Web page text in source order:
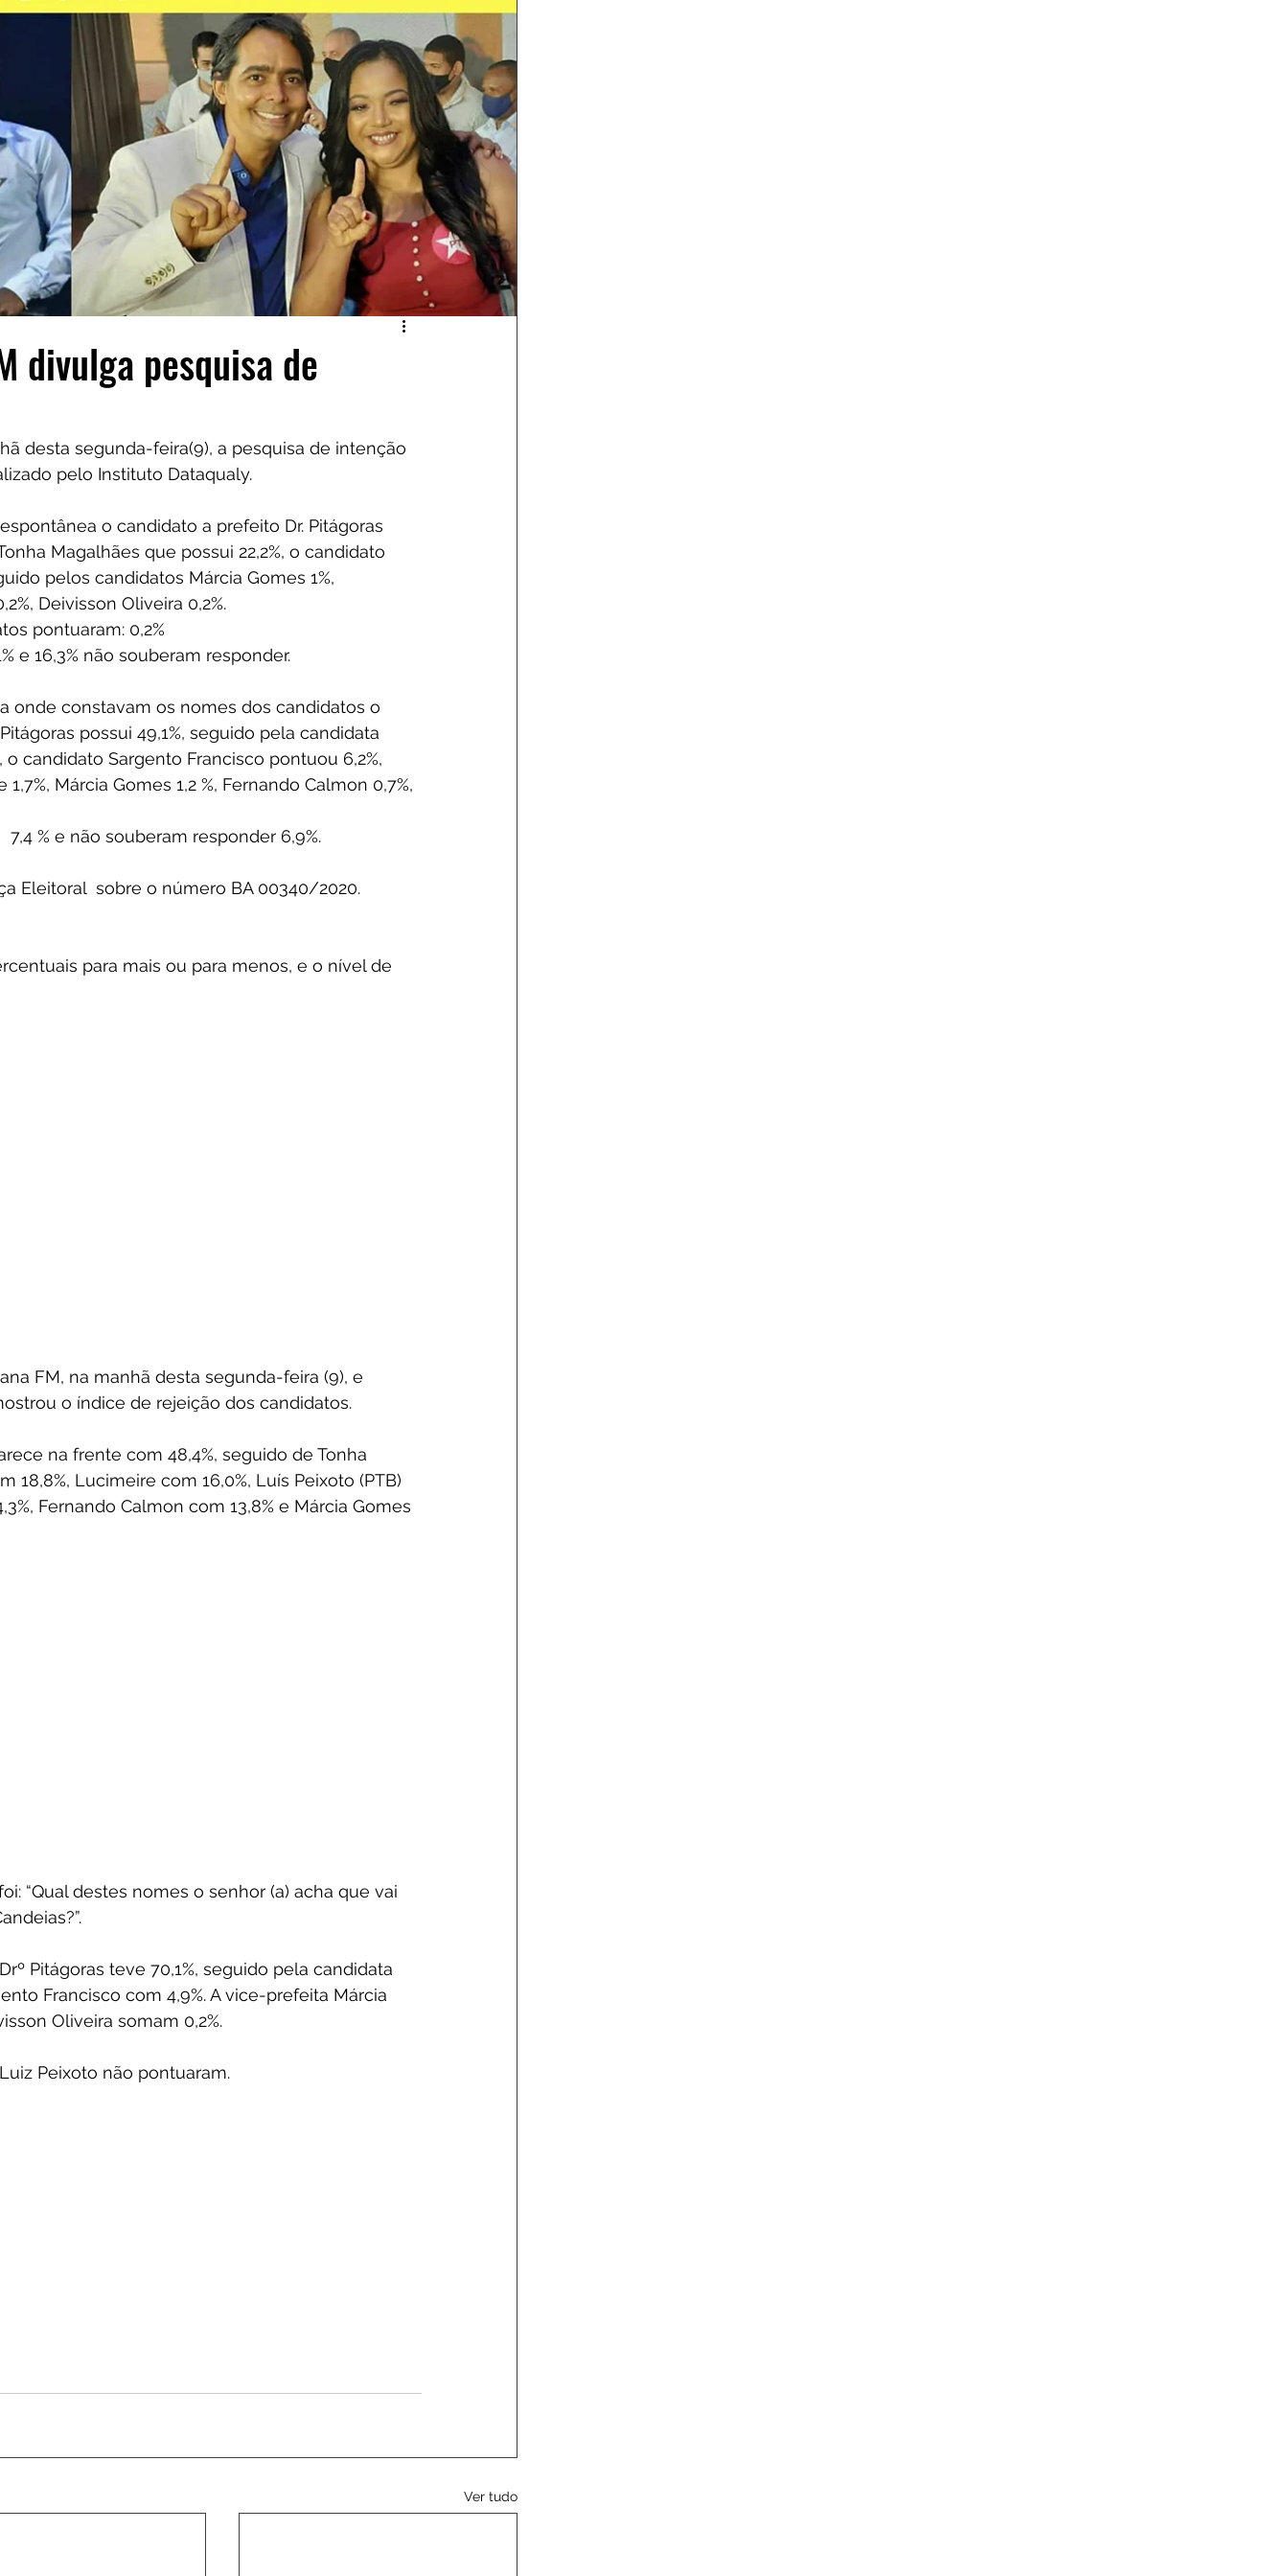
divulga pesquisa de
desta segunda-feira(9), a pesquisa de intenção
pelo Instituto Dataqualy.
o candidato a prefeito Dr. Pitágoras
Magalhães que possui 22,2%, o candidato
pelos candidatos Márcia Gomes 1%,
Deivisson Oliveira 0,2%.
pontuaram: 0,2%
e 16,3% não souberam responder.
onde constavam os nomes dos candidatos o
possui 49,1%, seguido pela candidata
o candidato Sargento Francisco pontuou 6,2%,
Márcia Gomes 1,2 %, Fernando Calmon 0,7%,
% e não souberam responder 6,9%.
Eleitoral  sobre o número BA 00340/2020.
para mais ou para menos, e o nível de
FM, na manhã desta segunda-feira (9), e
o índice de rejeição dos candidatos.
na frente com 48,4%, seguido de Tonha
18,8%, Lucimeire com 16,0%, Luís Peixoto (PTB)
Fernando Calmon com 13,8% e Márcia Gomes
“Qual destes nomes o senhor (a) acha que vai
Francisco com 4,9%. A vice-prefeita Márcia
Oliveira somam 0,2%.
Peixoto não pontuaram.
Ver tudo